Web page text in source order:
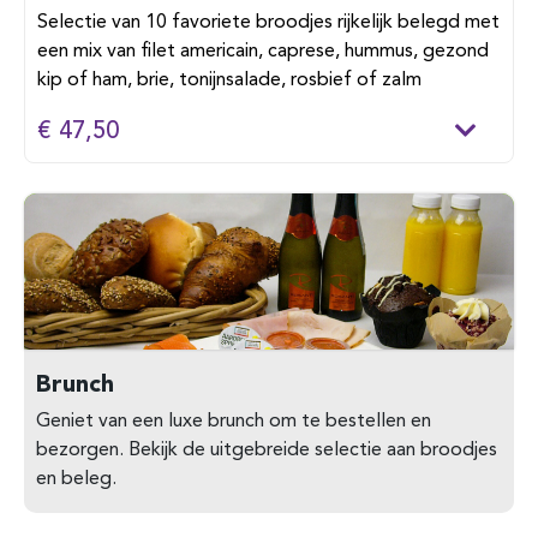
Selectie van 10 favoriete broodjes rijkelijk belegd met
een mix van filet americain, caprese, hummus, gezond
kip of ham, brie, tonijnsalade, rosbief of zalm
€ 47,50
Brunch
Geniet van een luxe brunch om te bestellen en
bezorgen. Bekijk de uitgebreide selectie aan broodjes
en beleg.